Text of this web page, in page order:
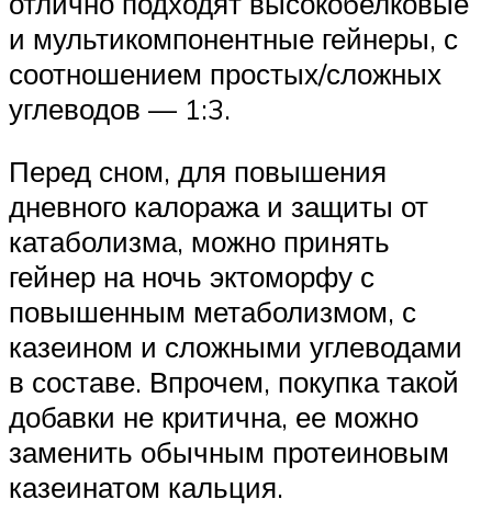
и мультикомпонентные гейнеры, с
соотношением простых/сложных
углеводов — 1:3.
Перед сном, для повышения
дневного калоража и защиты от
катаболизма, можно принять
гейнер на ночь эктоморфу с
повышенным метаболизмом, с
казеином и сложными углеводами
в составе. Впрочем, покупка такой
добавки не критична, ее можно
заменить обычным протеиновым
казеинатом кальция.